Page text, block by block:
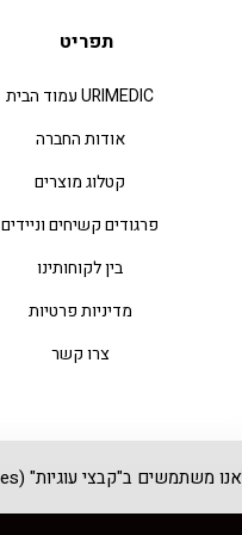
תפריט
URIMEDIC עמוד הבית
אודות החברה
קטלוג מוצרים
פרגודים קשיחים וניידים
בין לקוחותינו
מדיניות פרטיות
צרו קשר
אנו משתמשים ב"קבצי עוגיות" (cookies) לשיפור חוויית הגלישה והתאמת תוכן. לפרטים נוספים – עיינו ב